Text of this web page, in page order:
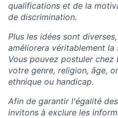
qualifications et de la
de discrimination.
Plus les idées sont
améliorera véritablement
Vous pouvez postuler
votre genre, religion, âge,
ethnique ou handicap.
Afin de garantir l'égalité
invitons à exclure les